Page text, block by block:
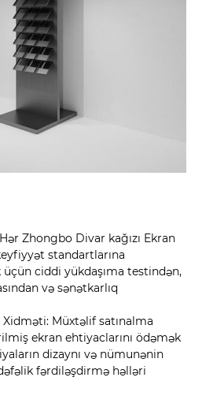
Zhongbo Divar kağızı Ekran
standartlarına
ciddi yükdaşıma testindən,
və sənətkarlıq
Müxtəlif satınalma
ekran ehtiyaclarını ödəmək
dizaynı və nümunənin
fərdiləşdirmə həlləri